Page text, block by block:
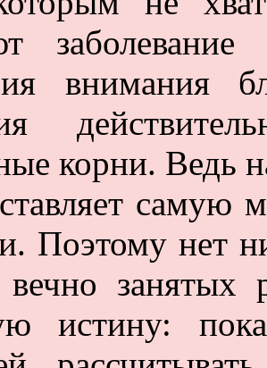
внимания
корни. Ведь
самую
Поэтому нет
занятых
истину: